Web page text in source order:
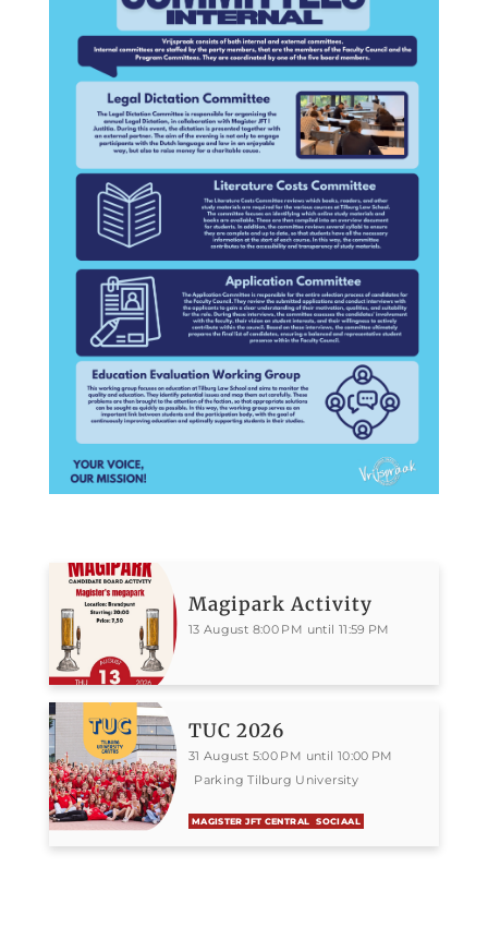
Magipark Activity
13 August 8:00 PM until 11:59 PM
TUC 2026
31 August 5:00 PM until 10:00 PM
Parking Tilburg University
MAGISTER JFT CENTRAL SOCIAAL